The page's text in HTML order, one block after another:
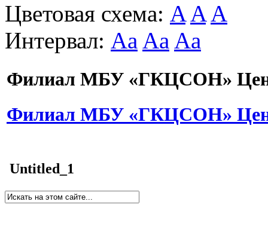
Цветовая схема: A A A
Интервал: Aa Aa Aa
Филиал МБУ «ГКЦСОН»
Филиал МБУ «ГКЦСОН»
Untitled_1